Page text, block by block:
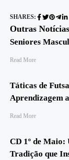
SHARES:
Outras Notícias
Seniores
Read More
Táticas de
Aprendizagem
Read More
CD 1º de Maio:
Tradição que